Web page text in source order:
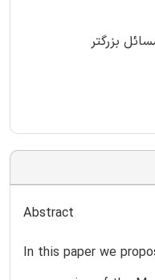
Abstract
In this paper we